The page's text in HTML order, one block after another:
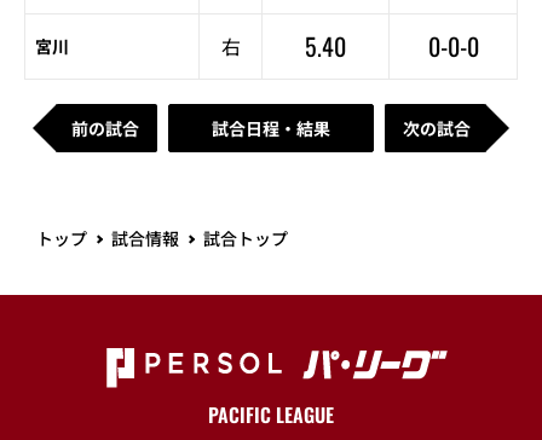
宮川 右 5.40 0-0-0
前の試合 試合日程・結果 次の試合
トップ 試合情報 試合トップ
PACIFIC LEAGUE